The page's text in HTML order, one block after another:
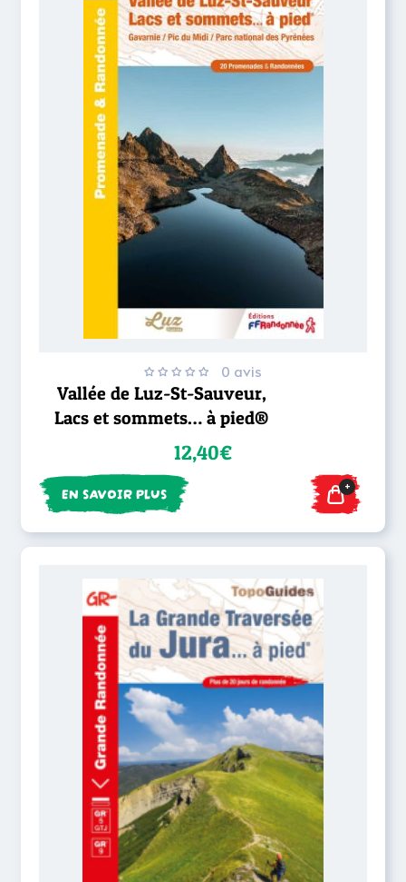
0 avis
Vallée de Luz-St-Sauveur,
Lacs et sommets… à pied®
12,40€
EN SAVOIR PLUS +